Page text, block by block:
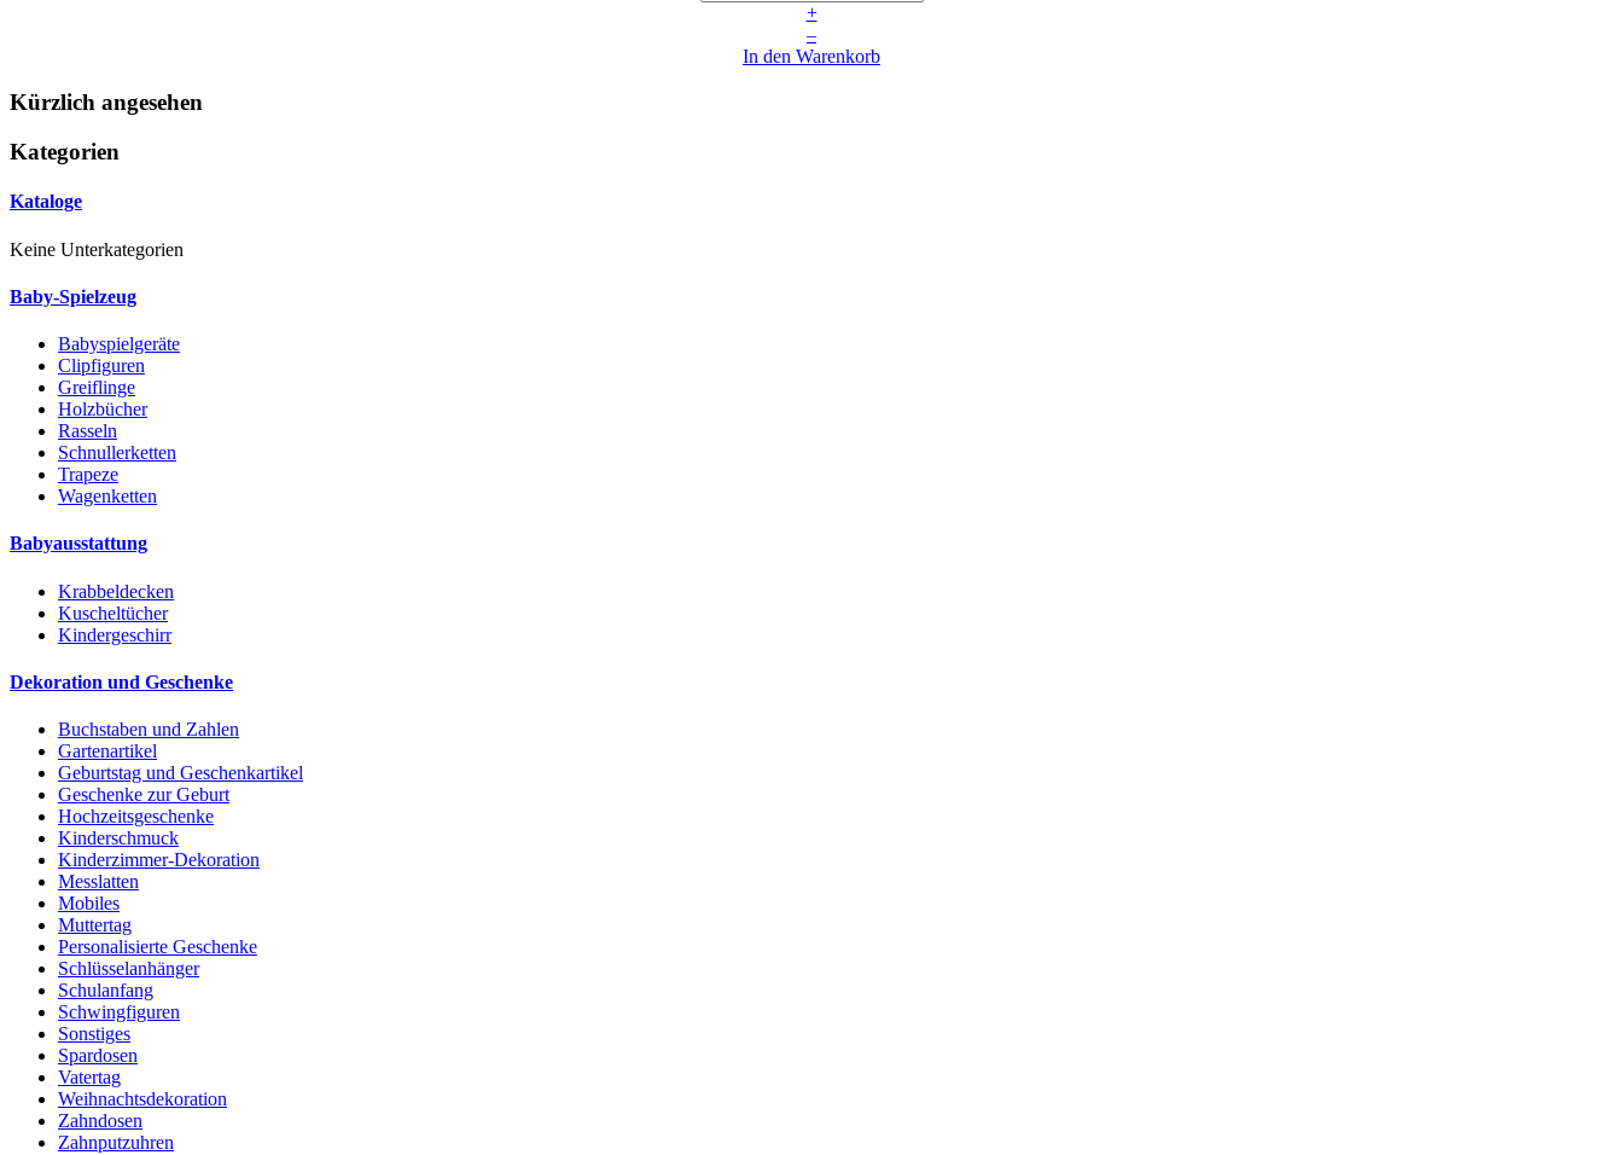
+
–
In den Warenkorb
Kürzlich angesehen
Kategorien
Kataloge
Keine Unterkategorien
Baby-Spielzeug
Babyspielgeräte
Clipfiguren
Greiflinge
Holzbücher
Rasseln
Schnullerketten
Trapeze
Wagenketten
Babyausstattung
Krabbeldecken
Kuscheltücher
Kindergeschirr
Dekoration und Geschenke
Buchstaben und Zahlen
Gartenartikel
Geburtstag und Geschenkartikel
Geschenke zur Geburt
Hochzeitsgeschenke
Kinderschmuck
Kinderzimmer-Dekoration
Messlatten
Mobiles
Muttertag
Personalisierte Geschenke
Schlüsselanhänger
Schulanfang
Schwingfiguren
Sonstiges
Spardosen
Vatertag
Weihnachtsdekoration
Zahndosen
Zahnputzuhren